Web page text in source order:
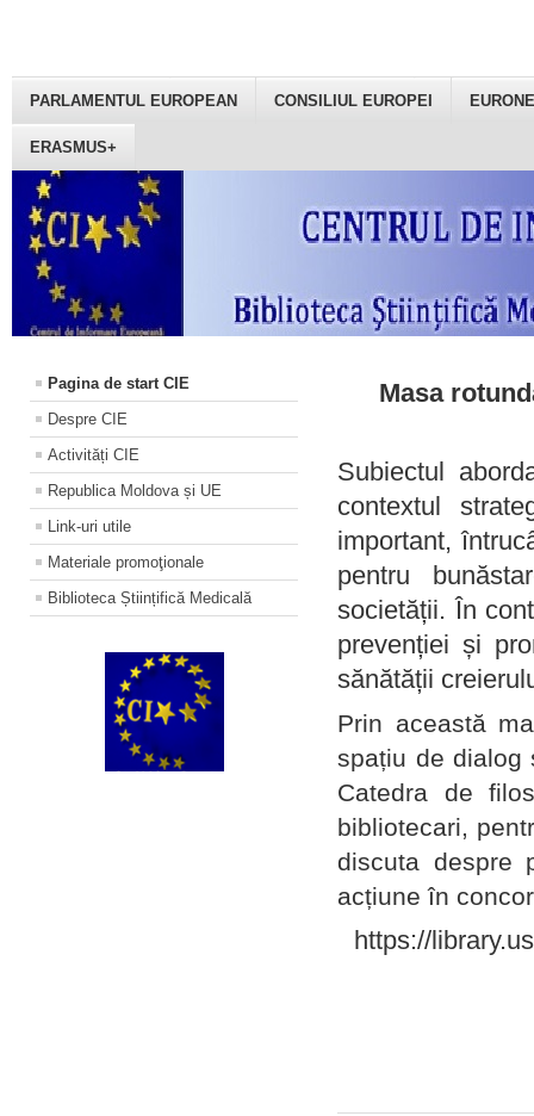
PARLAMENTUL EUROPEAN CONSILIUL EUROPEI
ERASMUS+
Pagina de start CIE
Despre CIE
Activități CIE
Republica Moldova și UE
Link-uri utile
Materiale promoţionale
Biblioteca Științifică Medicală
Masa
Subiectul
contextul
important,
pentru
societății. În
prevenției și
sănătății
Prin această
spațiu de dialog
Catedra de
bibliotecari,
discuta despre
acțiune în
https://